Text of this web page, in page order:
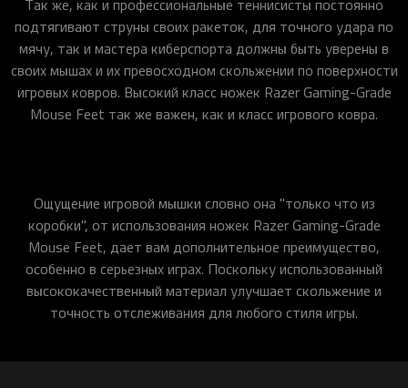
Так же, как и профессиональные теннисисты постоянно
подтягивают струны своих ракеток, для точного удара по
мячу, так и мастера киберспорта должны быть уверены в
своих мышах и их превосходном скольжении по поверхности
игровых ковров. Высокий класс ножек Razer Gaming-Grade
Mouse Feet так же важен, как и класс игрового ковра.
Ощущение игровой мышки словно она "только что из
коробки", от использования ножек Razer Gaming-Grade
Mouse Feet, дает вам дополнительное преимущество,
особенно в серьезных играх. Поскольку использованный
высококачественный материал улучшает скольжение и
точность отслеживания для любого стиля игры.